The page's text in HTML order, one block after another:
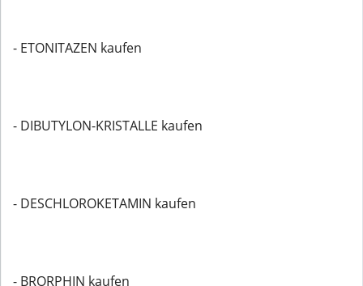
- ETONITAZEN kaufen
- DIBUTYLON-KRISTALLE kaufen
- DESCHLOROKETAMIN kaufen
- BRORPHIN kaufen